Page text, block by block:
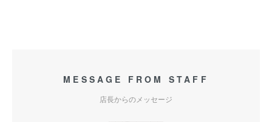
MESSAGE FROM STAFF
店長からのメッセージ